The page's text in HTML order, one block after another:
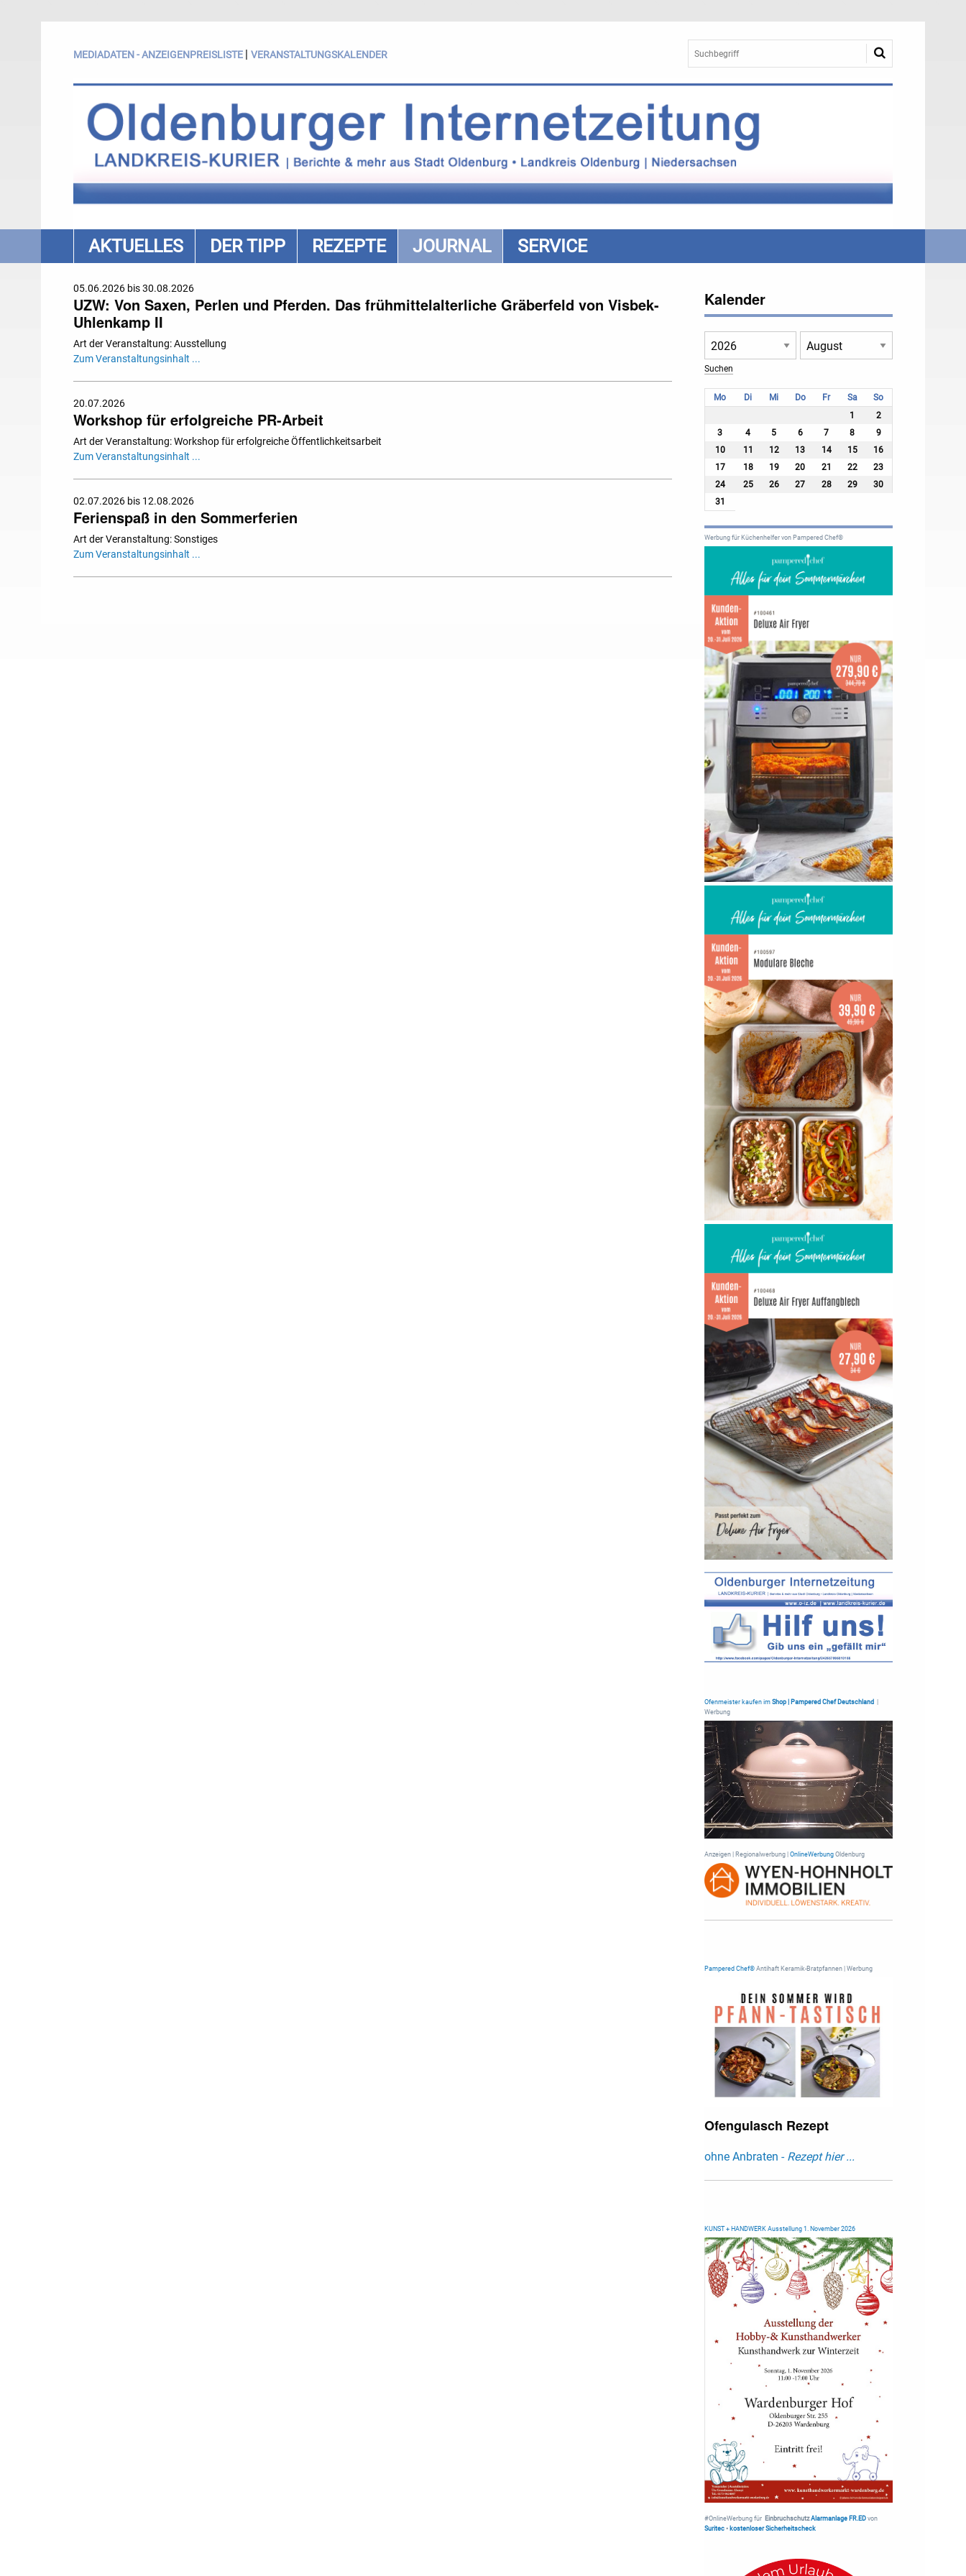
MEDIADATEN - ANZEIGENPREISLISTE | VERANSTALTUNGSKALENDER
AKTUELLES DER TIPP REZEPTE JOURNAL SERVICE
05.06.2026 bis 30.08.2026
UZW: Von Saxen, Perlen und Pferden. Das frühmittelalterliche Gräberfeld von Visbek-
Uhlenkamp II
Art der Veranstaltung: Ausstellung
Zum Veranstaltungsinhalt ...
20.07.2026
Workshop für erfolgreiche PR-Arbeit
Art der Veranstaltung: Workshop für erfolgreiche Öffentlichkeitsarbeit
Zum Veranstaltungsinhalt ...
02.07.2026 bis 12.08.2026
Ferienspaß in den Sommerferien
Art der Veranstaltung: Sonstiges
Zum Veranstaltungsinhalt ...
Kalender
Mo Di Mi Do Fr Sa
So
1
2
3
4 5 6 7 8
9
10
11 12 13 14 15
16
17
18 19 20 21 22
23
24
25 26 27 28 29
30
31
Werbung für Küchenhelfer von Pampered Chef®
Ofenmeister kaufen im Shop | Pampered Chef Deutschland
Werbung
Anzeigen | Regionalwerbung | OnlineWerbungOldenburg
Pampered Chef®Antihaft Keramik-Bratpfannen | Werbung
Ofengulasch Rezept
ohne Anbraten - Rezept hier ...
KUNST + HANDWERK Ausstellung 1. November 2026
#OnlineWerbung für Einbruchschutz Alarmanlage FR.ED von
Suritec• kostenloser Sicherheitscheck